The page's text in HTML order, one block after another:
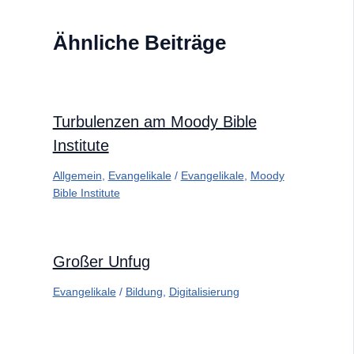
Ähnliche Beiträge
Turbulenzen am Moody Bible
Institute
Allgemein Evangelikale/ Evangelikale, Moody
Bible Institute
Großer Unfug
Evangelikale/ Bildung Digitalisierung